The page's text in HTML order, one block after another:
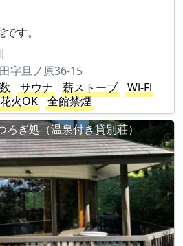
す。
字旦ノ原36-15
サウナ 薪ストーブ
Wi-Fi
花火OK
全館禁煙
ぎ処（温泉付き貸別荘）